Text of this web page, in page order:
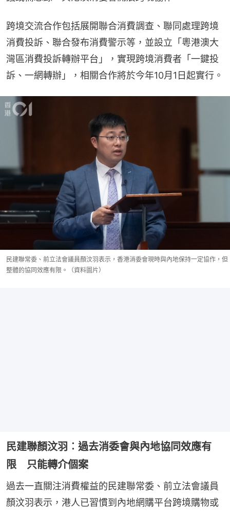
跨境交流合作包括展開聯合消費調查、聯同處理跨境
消費投訴、聯合發布消費警示等，並設立「粵港澳大
灣區消費投訴轉辦平台」，實現跨境消費者「一鍵投
訴、一網轉辦」，相關合作將於今年10月1日起實行。
民建聯常委、前立法會議員顏汶羽表示，香港消委會現時與內地保持一定協作，但
整體的協同效應有限。（資料圖片）
民建聯顏汶羽︰過去消委會與內地協同效應有
限 只能轉介個案
過去一直關注消費權益的民建聯常委、前立法會議員
顏汶羽表示，港人已習慣到內地網購平台跨境購物或